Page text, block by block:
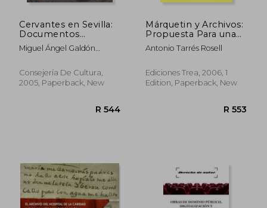
Cervantes en Sevilla:
Documentos
Cervantinos en el
Archivo Histórico
(in Spanish)
Miguel Ángel Galdón
Consejería De Cultura,
2005, Paperback, New
Márquetin y Archivos:
Propuesta Para una
Aplicación del
Márquetin en los
(Biblioteconomía y
Administración
Antonio Tarrés Rosell
Ediciones Trea, 2006, 1
Edition, Paperback, New